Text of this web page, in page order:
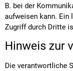
B. bei der
aufweisen kann. Ein
Zugriff durch Dritte
Hinweis zur
Die verantwortliche